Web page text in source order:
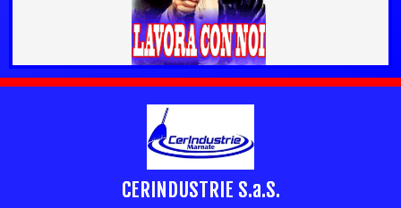
CERINDUSTRIE S.a.S.